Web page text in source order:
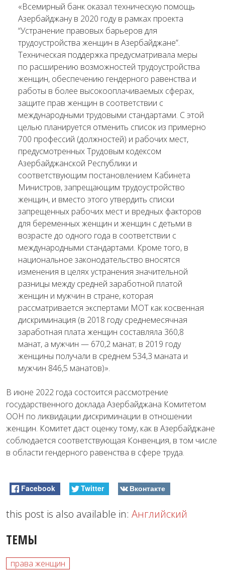
«Всемирный банк оказал техническую помощь
Азербайджану в 2020 году в рамках проекта
“Устранение правовых барьеров для
трудоустройства женщин в Азербайджане”.
Техническая поддержка предусматривала меры
по расширению возможностей трудоустройства
женщин, обеспечению гендерного равенства и
работы в более высокооплачиваемых сферах,
защите прав женщин в соответствии с
международными трудовыми стандартами. С этой
целью планируется отменить список из примерно
700 профессий (должностей) и рабочих мест,
предусмотренных Трудовым кодексом
Азербайджанской Республики и
соответствующим постановлением Кабинета
Министров, запрещающим трудоустройство
женщин, и вместо этого утвердить списки
запрещенных рабочих мест и вредных факторов
для беременных женщин и женщин с детьми в
возрасте до одного года в соответствии с
международными стандартами. Кроме того, в
национальное законодательство вносятся
изменения в целях устранения значительной
разницы между средней заработной платой
женщин и мужчин в стране, которая
рассматривается экспертами МОТ как косвенная
дискриминация (в 2018 году среднемесячная
заработная плата женщин составляла 360,8
манат, а мужчин — 670,2 манат; в 2019 году
женщины получали в среднем 534,3 маната и
мужчин 846,5 манатов)».
В июне 2022 года состоится рассмотрение
государственного доклада Азербайджана Комитетом
ООН по ликвидации дискриминации в отношении
женщин. Комитет даст оценку тому, как в Азербайджане
соблюдается соответствующая Конвенция, в том числе
в области гендерного равенства в сфере труда.
Facebook Twitter Вконтакте
this post is also available in: Английский
ТЕМЫ
права женщин